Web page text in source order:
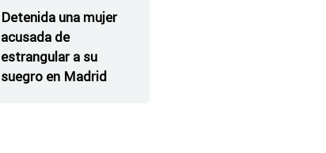
Detenida una mujer
acusada de
estrangular a su
suegro en Madrid